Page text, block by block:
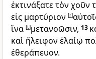
ἐκτινάξατε τὸν
εἰς μαρτύριον [r]
ἵνα [t]μετανοῶσιν, 13
καὶ ἤλειφον ἐλαίῳ
ἐθεράπευον.